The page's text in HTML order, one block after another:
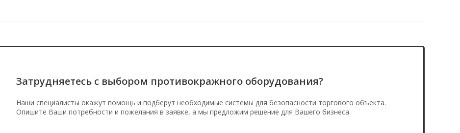
Затрудняетесь с выбором противокражного оборудования?
Наши специалисты окажут помощь и подберут необходимые системы для безопасности торгового объекта.
Опишите Ваши потребности и пожелания в заявке, а мы предложим решение для Вашего бизнеса